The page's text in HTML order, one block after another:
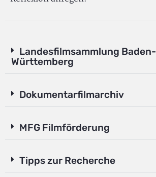
Landesfilmsammlung Baden-
Württemberg
Dokumentarfilmarchiv
MFG Filmförderung
Tipps zur Recherche